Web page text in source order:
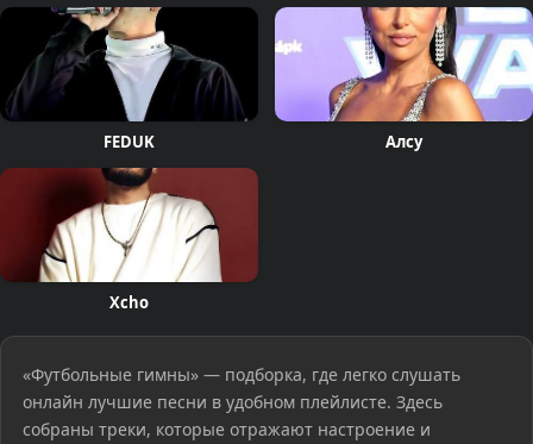
FEDUK Алсу
Xcho
«Футбольные гимны» — подборка, где легко слушать
онлайн лучшие песни в удобном плейлисте. Здесь
собраны треки, которые отражают настроение и